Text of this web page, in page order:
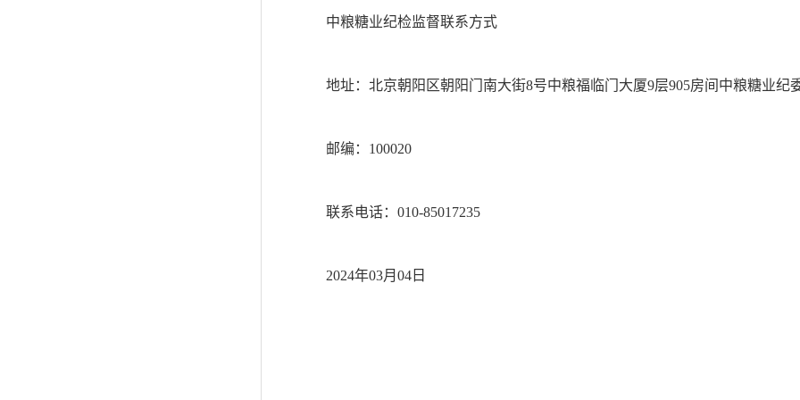
中粮糖业纪检监督联系方式
地址：北京朝阳区朝阳门南大街8号中粮福临门大厦9层905房间中粮糖业纪
邮编：100020
联系电话：010-85017235
2024年03月04日